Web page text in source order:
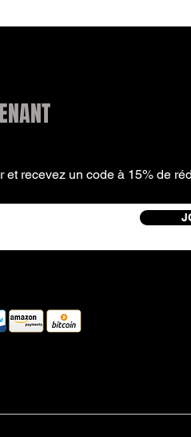
recevez un code à 15% de